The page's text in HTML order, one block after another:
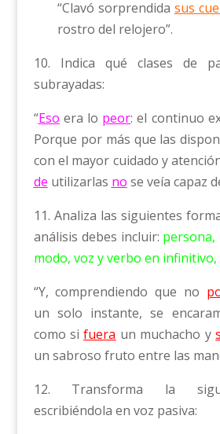
“Clavó sorprendida sus
rostro del relojero”.
10. Indica qué clases de
subrayadas:
“Eso era lo peor: el continuo
Porque por más que las
con el mayor cuidado y
de utilizarlas no se veía capaz
11. Analiza las siguientes
análisis debes incluir:
modo, voz y verbo en
“Y, comprendiendo que no
un solo instante, se
como sifuera un muchacho y
un sabroso fruto entre las
12. Transforma la
escribiéndola en voz pasiva: